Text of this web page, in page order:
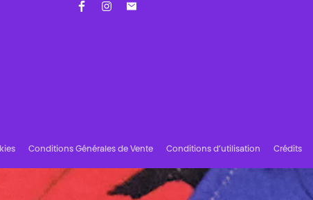
Conditions Générales de Vente Conditions d’utilisation Crédits